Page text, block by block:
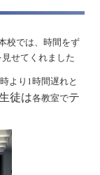
校では、時間をず
せてくれました
より1時間遅れと
徒は各教室でテ